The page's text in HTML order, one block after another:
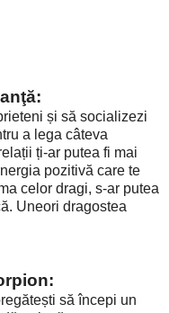
și să socializezi
a lega câteva
ți-ar putea fi mai
pozitivă care te
celor dragi, s-ar putea
Uneori dragostea
să începi un